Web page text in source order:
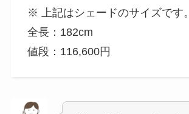
※ 上記はシェードのサイズです。
全長：182cm
値段：116,600円